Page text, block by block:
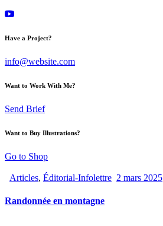
Have a Project?
info@website.com
Want to Work With Me?
Send Brief
Want to Buy Illustrations?
Go to Shop
Articles, Éditorial-Infolettre 2 mars 2025
Randonnée en montagne